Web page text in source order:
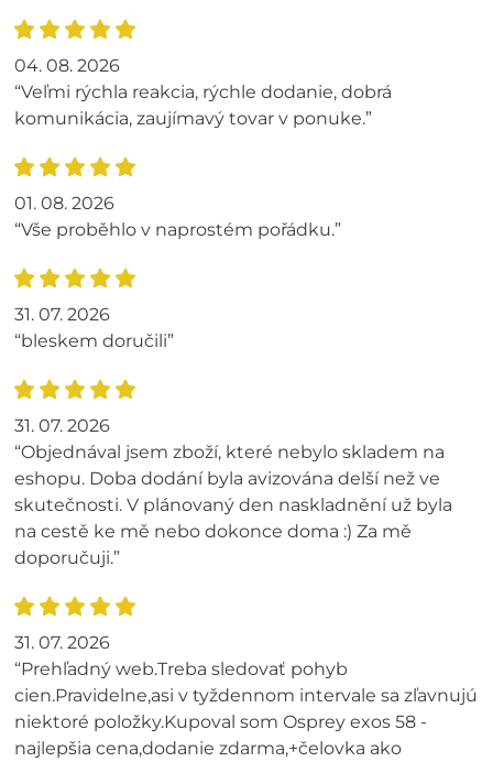
04. 08. 2026
“Veľmi rýchla reakcia, rýchle dodanie, dobrá
komunikácia, zaujímavý tovar v ponuke.”
01. 08. 2026
“Vše proběhlo v naprostém pořádku.”
31. 07. 2026
“bleskem doručili”
31. 07. 2026
“Objednával jsem zboží, které nebylo skladem na
eshopu. Doba dodání byla avizována delší než ve
skutečnosti. V plánovaný den naskladnění už byla
na cestě ke mě nebo dokonce doma :) Za mě
doporučuji.”
31. 07. 2026
“Prehľadný web.Treba sledovať pohyb
cien.Pravidelne,asi v tyždennom intervale sa zľavnujú
niektoré položky.Kupoval som Osprey exos 58 -
najlepšia cena,dodanie zdarma,+čelovka ako